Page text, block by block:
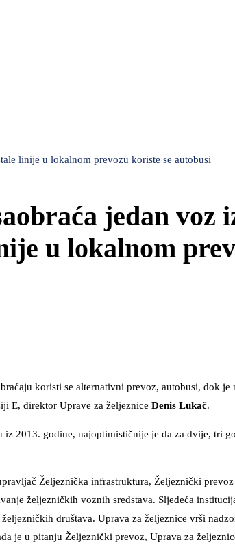
linije u lokalnom prevozu koriste se autobusi
jedan voz
u lokalnom
koristi se alternativni prevoz, autobusi, dok je
E, direktor Uprave za željeznice Denis Lukač.
2013. godine, najoptimističnije je da za dvije, tri
Željeznička infrastruktura, Željeznički
željezničkih voznih sredstava. Sljedeća
društava. Uprava za željeznice vrši
je u pitanju Željeznički prevoz, Uprava za